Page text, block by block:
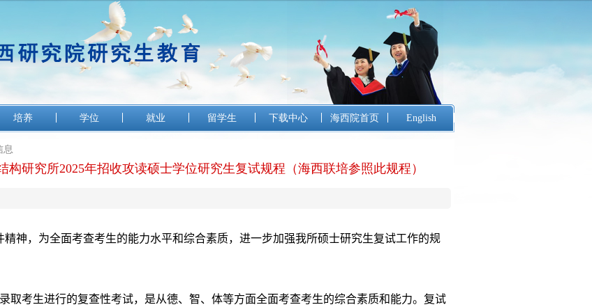
培养 学位 就业 留学生 下载中心 海西院首页 English
息
研究所2025年招收攻读硕士学位研究生复试规程（海西联培参照此规程）
神，为全面考查考生的能力水平和综合素质，进一步加强我所硕士研究生复试工作的规
考生进行的复查性考试，是从德、智、体等方面全面考查考生的综合素质和能力。复试